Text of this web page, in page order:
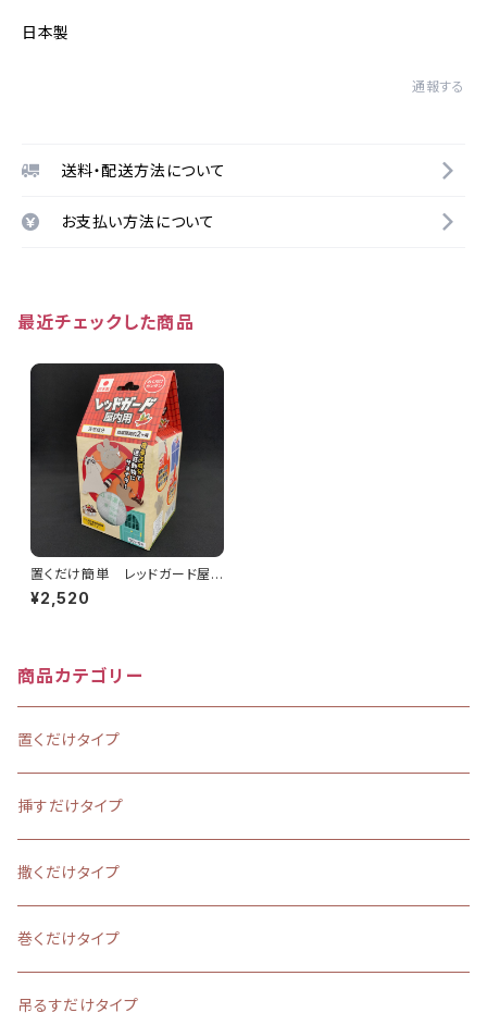
日本製
通報する
送料・配送方法について
お支払い方法について
最近チェックした商品
置くだけ簡単 レッドガード屋
内用（50gx6袋）【カプサイシン
入り害獣忌避剤】屋根裏、倉庫、
¥2,520
商品カテゴリー
置くだけタイプ
挿すだけタイプ
撒くだけタイプ
巻くだけタイプ
吊るすだけタイプ